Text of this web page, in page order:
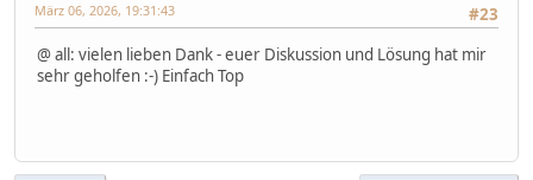
#23
März 06, 2026, 19:31:43
@ all: vielen lieben Dank - euer Diskussion und Lösung hat mir
sehr geholfen :-) Einfach Top